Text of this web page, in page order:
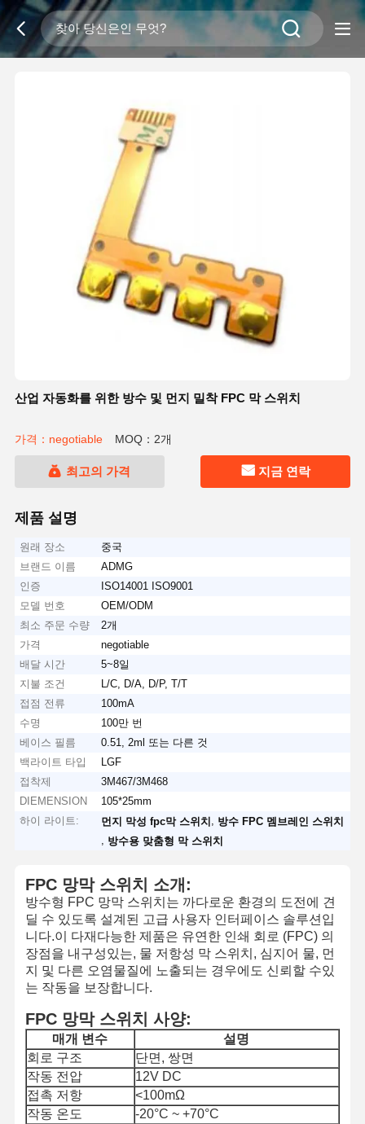
산업 자동화를 위한 방수 및 먼지 밀착 FPC 막 스위치
가격：negotiable MOQ：2개
최고의 가격 지금 연락
제품 설명
원래 장소
중국
브랜드 이름
ADMG
인증
ISO14001 ISO9001
모델 번호
OEM/ODM
최소 주문 수량
2개
가격
negotiable
배달 시간
5~8일
지불 조건
L/C, D/A, D/P, T/T
접점 전류
100mA
수명
100만 번
베이스 필름
0.51, 2ml 또는 다른 것
백라이트 타입
LGF
접착제
3M467/3M468
DIEMENSION
105*25mm
하이 라이트:
먼지 막성 fpc막 스위치
방수 FPC 멤브레인 스위치
방수용 맞춤형 막 스위치
FPC 망막 스위치 소개:
방수형 FPC 망막 스위치는 까다로운 환경의 도전에 견
딜 수 있도록 설계된 고급 사용자 인터페이스 솔루션입
니다.이 다재다능한 제품은 유연한 인쇄 회로 (FPC) 의
장점을 내구성있는, 물 저항성 막 스위치, 심지어 물, 먼
지 및 다른 오염물질에 노출되는 경우에도 신뢰할 수있
는 작동을 보장합니다.
FPC 망막 스위치 사양:
매개 변수
설명
회로 구조
단면, 쌍면
작동 전압
12V DC
접촉 저항
<100mΩ
작동 온도
-20°C ~ +70°C